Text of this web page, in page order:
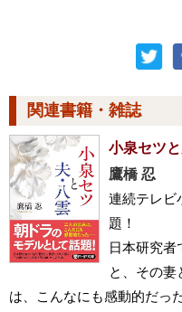
関連書籍・雑誌
小泉セツ
鷹橋 忍
連続テレビ
題！
日本研究者
と、その妻
は、こんなにも感動的だっ